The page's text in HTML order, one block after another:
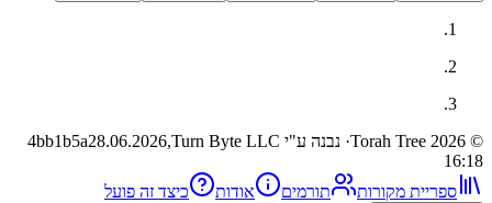
· נבנה ע"י Turn Byte LLC 4bb1b5a28.06.2026,
מקורות תורמים אודות כיצד זה פועל